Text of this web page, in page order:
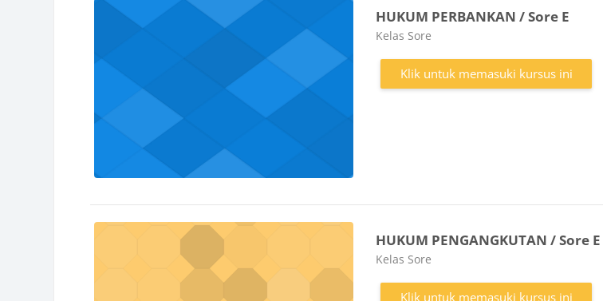
HUKUM PERBANKAN / Sore E
Kategori kursus
Kelas Sore
Klik untuk memasuki kursus ini
HUKUM PENGANGKUTAN / Sore E
Kategori kursus
Kelas Sore
Klik untuk memasuki kursus ini